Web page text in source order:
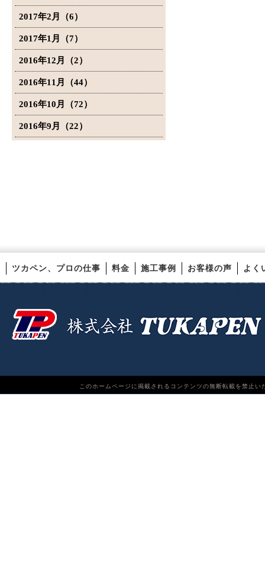
2017年2月（6）
2017年1月（7）
2016年12月（2）
2016年11月（44）
2016年10月（72）
2016年9月（22）
ツカペン、プロの仕事 料金 施工事例 お客様の声 よく
このホームページに掲載されるコンテンツの無断転載を禁